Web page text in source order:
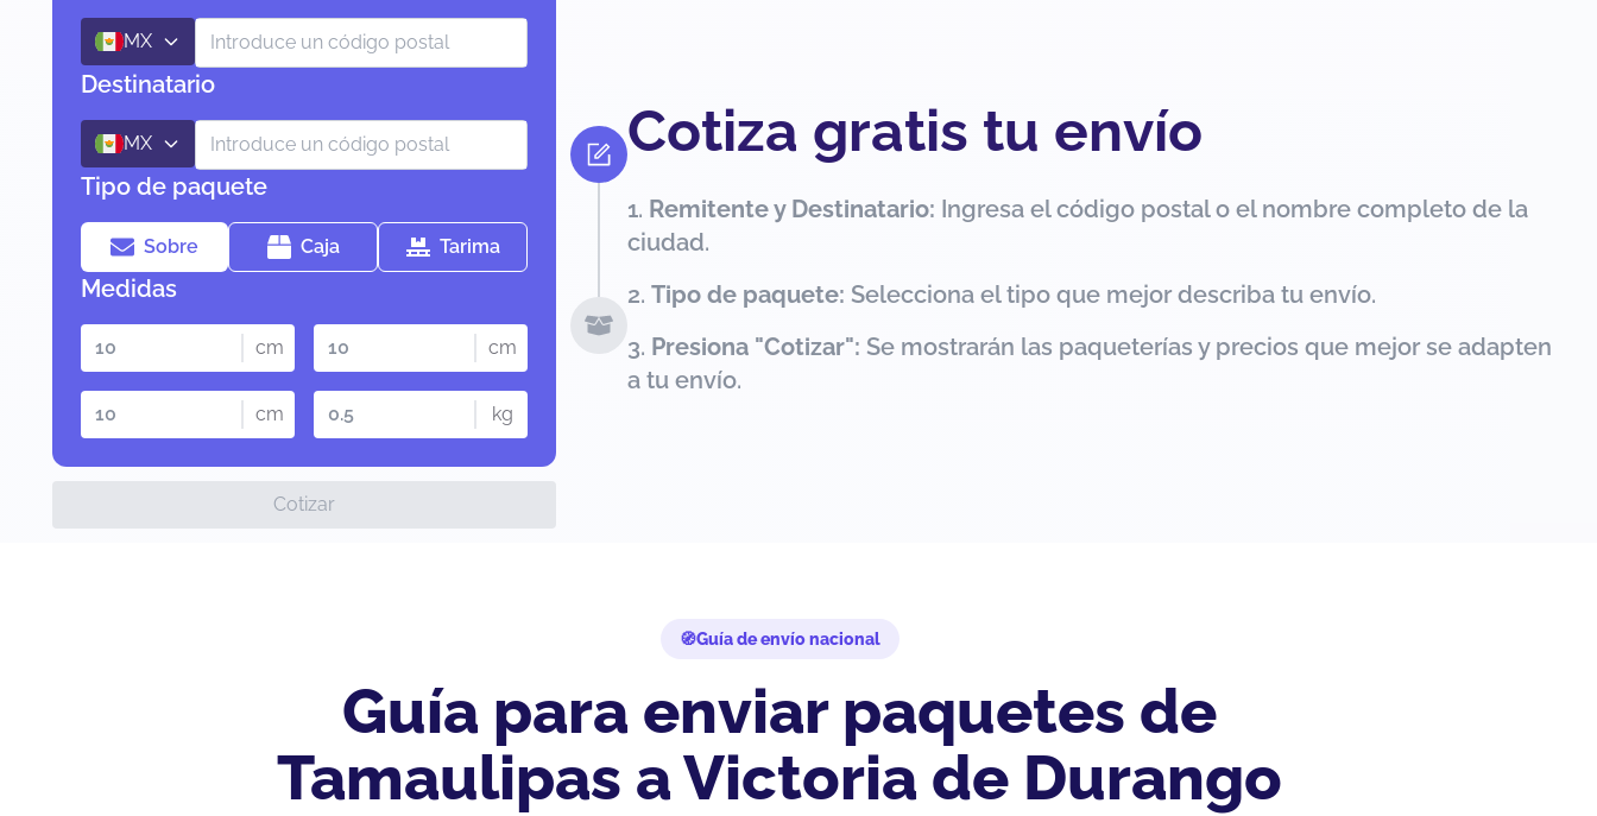
MX
Destinatario
MX
Tipo de paquete
Sobre Caja Tarima
Medidas
cm cm
cm kg
Cotizar
Cotiza gratis tu envío
Remitente y Destinatario: Ingresa el código postal o el nombre completo de la
ciudad.
Tipo de paquete: Selecciona el tipo que mejor describa tu envío.
Presiona "Cotizar": Se mostrarán las paqueterías y precios que mejor se adapten
a tu envío.
Guía de envío nacional
Guía para enviar paquetes de
Tamaulipas a Victoria de Durango